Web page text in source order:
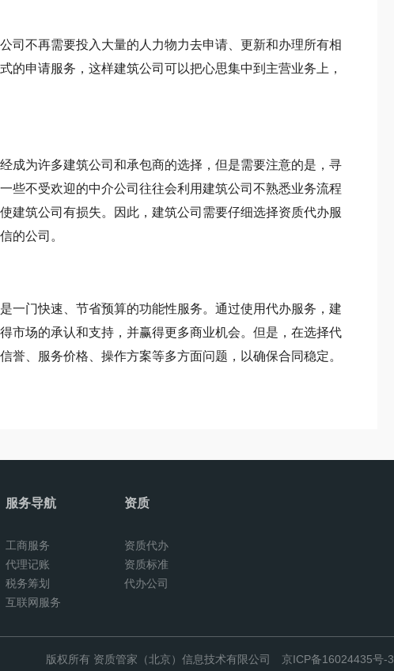
不再需要投入大量的人力物力去申请、更新和办理所有相
的申请服务，这样建筑公司可以把心思集中到主营业务上，
为许多建筑公司和承包商的选择，但是需要注意的是，寻
些不受欢迎的中介公司往往会利用建筑公司不熟悉业务流程
建筑公司有损失。因此，建筑公司需要仔细选择资质代办服
的公司。
门快速、节省预算的功能性服务。通过使用代办服务，建
市场的承认和支持，并赢得更多商业机会。但是，在选择代
誉、服务价格、操作方案等多方面问题，以确保合同稳定。
服务导航
工商服务
代理记账
税务筹划
互联网服务
资质
资质代办
资质标准
代办公司
版权所有 资质管家（北京）信息技术有限公司 京ICP备16024435号-3